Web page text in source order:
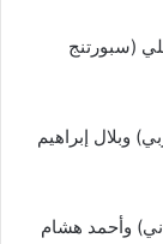
(سبورتنج
وبلال إبراهيم
وأحمد هشام